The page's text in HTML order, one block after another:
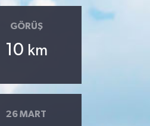
GÖRÜŞ
10 km
26 MART